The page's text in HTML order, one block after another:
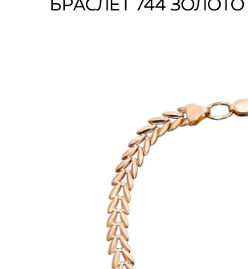
БРАСЛЕТ 744 ЗОЛОТО